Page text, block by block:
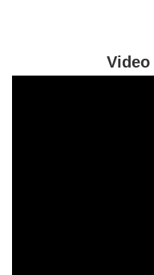
Video